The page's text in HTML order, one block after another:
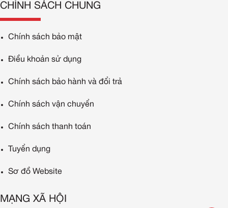
CHÍNH SÁCH CHUNG
Chính sách bảo mật
Điều khoản sử dụng
Chính sách bảo hành và đổi trả
Chính sách vận chuyển
Chính sách thanh toán
Tuyển dụng
Sơ đồ Website
MẠNG XÃ HỘI